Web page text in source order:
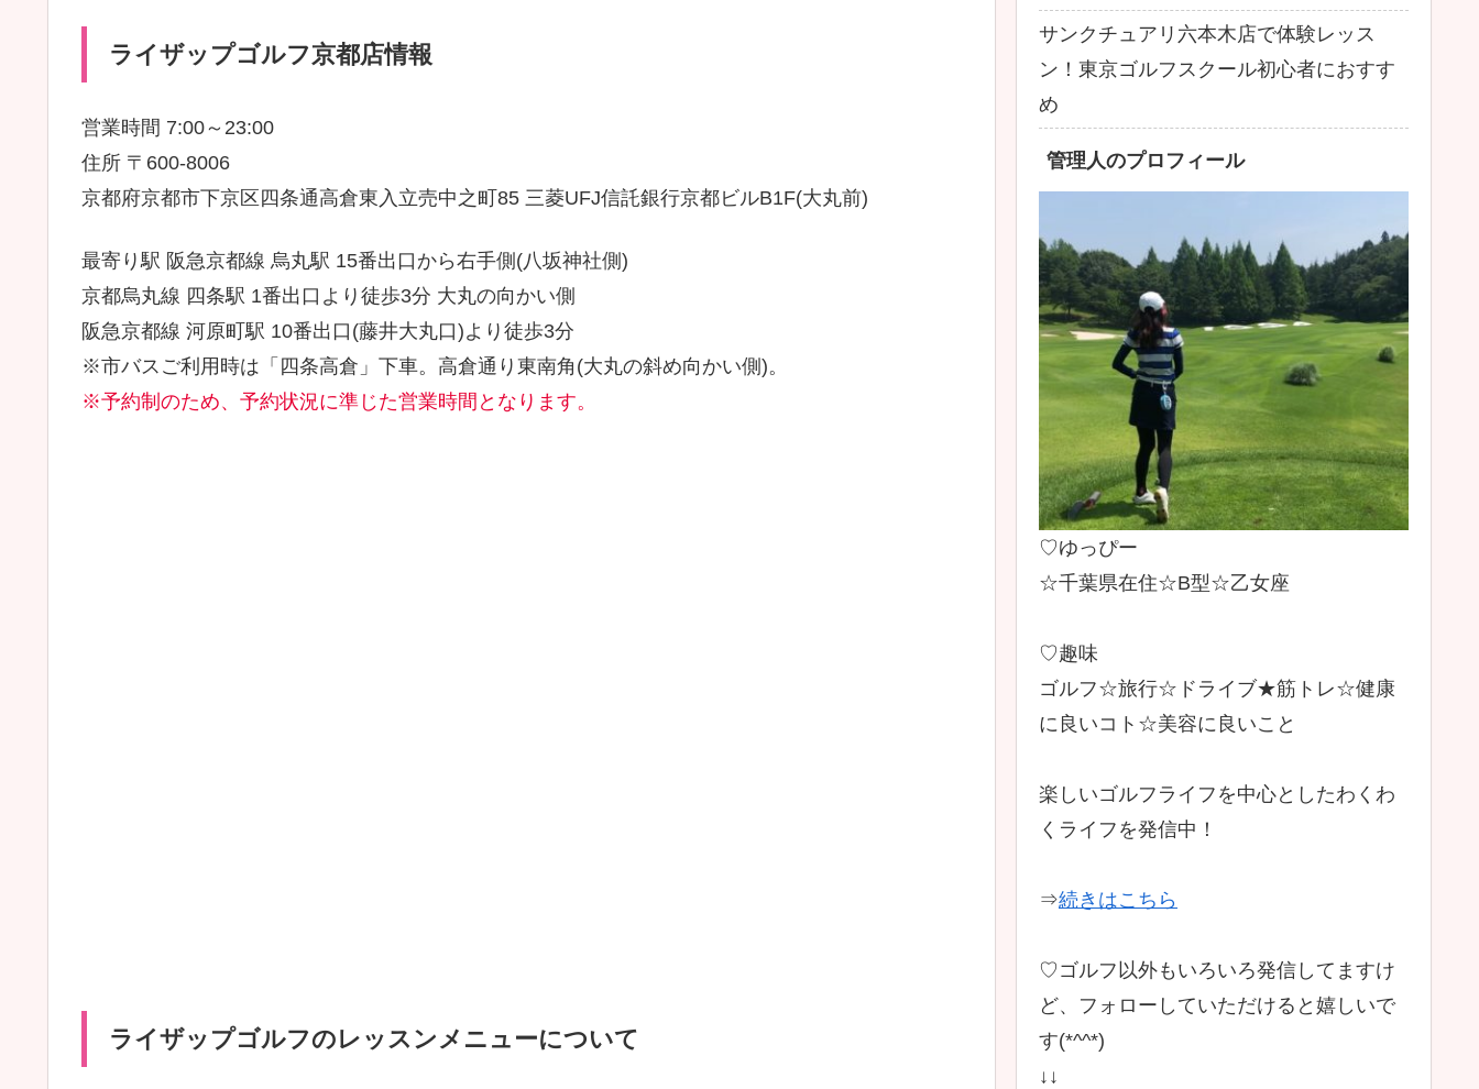
ライザップゴルフ京都店情報
営業時間 7:00～23:00
住所 〒600-8006
京都府京都市下京区四条通高倉東入立売中之町85 三菱UFJ信託銀行京都ビルB1F(大丸前)
最寄り駅 阪急京都線 烏丸駅 15番出口から右手側(八坂神社側)
京都烏丸線 四条駅 1番出口より徒歩3分 大丸の向かい側
阪急京都線 河原町駅 10番出口(藤井大丸口)より徒歩3分
※市バスご利用時は「四条高倉」下車。高倉通り東南角(大丸の斜め向かい側)。
※予約制のため、予約状況に準じた営業時間となります。
ライザップゴルフのレッスンメニューについて
サンクチュアリ六本木店で体験レッス
ン！東京ゴルフスクール初心者におすす
め
管理人のプロフィール
♡ゆっぴー
☆千葉県在住☆B型☆乙女座
♡趣味
ゴルフ☆旅行☆ドライブ★筋トレ☆健康
に良いコト☆美容に良いこと
楽しいゴルフライフを中心としたわくわ
くライフを発信中！
⇒続きはこちら
♡ゴルフ以外もいろいろ発信してますけ
ど、フォローしていただけると嬉しいで
す(*^^*)
↓↓